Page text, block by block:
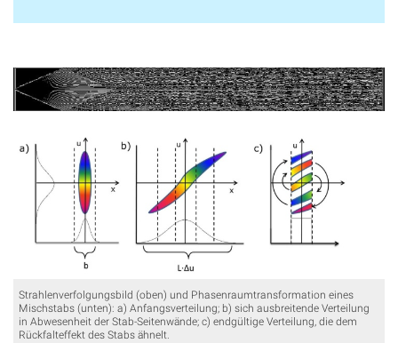
Strahlenverfolgungsbild (oben) und Phasenraumtransformation eines
Mischstabs (unten): a) Anfangsverteilung; b) sich ausbreitende Verteilung
in Abwesenheit der Stab-Seitenwände; c) endgültige Verteilung, die dem
Rückfalteffekt des Stabs ähnelt.